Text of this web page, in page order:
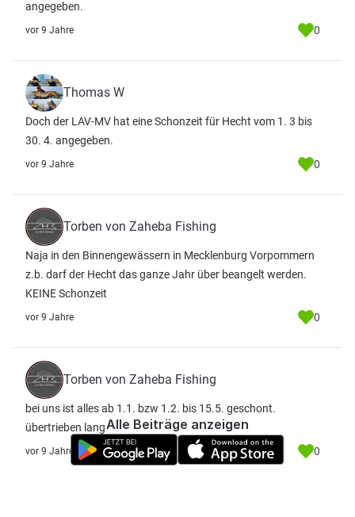
angegeben.
vor 9 Jahre 0
Thomas W
Doch der LAV-MV hat eine Schonzeit für Hecht vom 1. 3 bis
30. 4. angegeben.
vor 9 Jahre 0
Torben von Zaheba Fishing
Naja in den Binnengewässern in Mecklenburg Vorpommern
z.b. darf der Hecht das ganze Jahr über beangelt werden.
KEINE Schonzeit
vor 9 Jahre 0
Torben von Zaheba Fishing
bei uns ist alles ab 1.1. bzw 1.2. bis 15.5. geschont.
übertrieben lang
vor 9 Jahre 0
Alle Beiträge anzeigen